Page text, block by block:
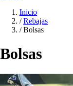
Inicio
/ Rebajas
/ Bolsas
Bolsas